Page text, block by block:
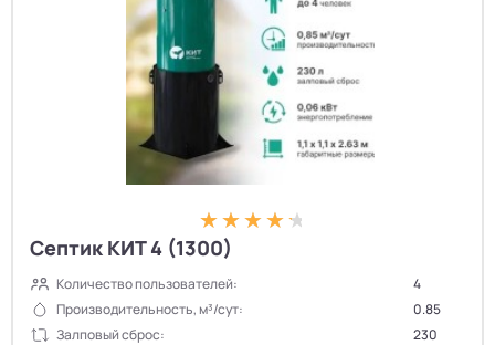
Септик КИТ 4 (1300)
Количество пользователей:
4
Производительность, м³/сут:
0.85
Залповый сброс:
230